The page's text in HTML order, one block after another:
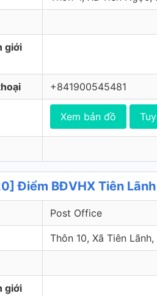
giới
+841900545481
Xem bản đồ
Điểm BĐVHX Tiên
Post Office
Thôn 10, Xã Tiên
giới